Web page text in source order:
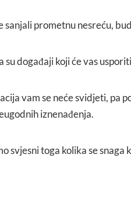
sanjali prometnu nesreću,
su događaji koji će vas
vam se neće svidjeti, pa
iznenađenja.
svjesni toga kolika se snaga